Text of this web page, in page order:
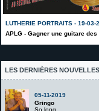
LUTHERIE PORTRAITS - 19-03-
APLG - Gagner une guitare
LES DERNIÈRES NOUVELLES
05-11-2019
Gringo
So long